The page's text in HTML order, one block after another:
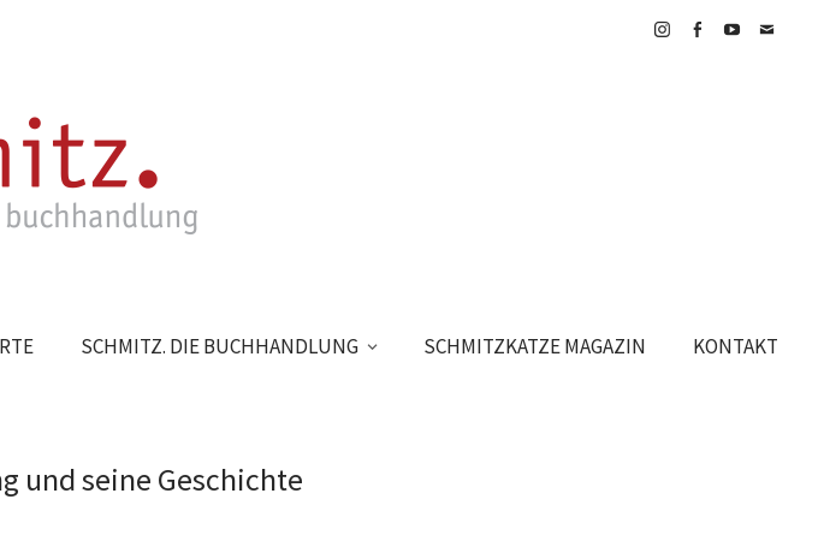
SCHMITZ. DIE BUCHHANDLUNG SCHMITZKATZE MAGAZIN KONTAKT
und seine Geschichte